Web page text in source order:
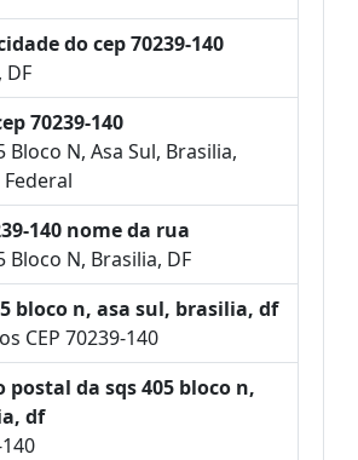
do cep 70239-140
DF
70239-140
Bloco N, Asa Sul, Brasilia,
140 nome da rua
Bloco N, Brasilia, DF
bloco n, asa sul, brasilia, df
CEP 70239-140
postal da sqs 405 bloco n,
df